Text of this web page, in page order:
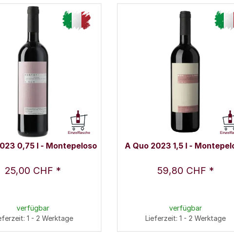
0,75 l - Montepeloso
25,00 CHF *
verfügbar
1 - 2 Werktage
A Quo 2023 1,5 l -
59,80 CHF *
verfügbar
Lieferzeit: 1 - 2 Werktage